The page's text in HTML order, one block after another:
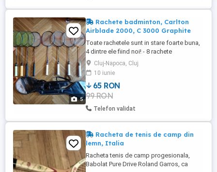
5
Rachete badminton, Carlton
Airblade 2000, C 3000 Graphite
Toate rachetele sunt in stare foarte buna,
4 dintre ele fiind noi! - 8 rachete
profesionale din fibra de carbon: 4
Carlton, 3 Crane, una Pro Kennex; - 2 Yonex
profesionale, anii 1960, facute de mana in
Japonia, din lemn, otel inoxidabil si maner
din piele!
Cluj-Napoca, Cluj
10 iunie
65 RON
99 RON
Telefon validat
Racheta de tenis de camp din
lemn, Italia
Racheta tenis de camp progesionala,
Babolat Pure Drive Roland Garros, ca